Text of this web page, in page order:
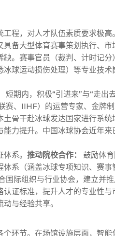
程，对人才队伍素质要求极
备大型体育赛事策划执行、市
。赛事官员（裁判、计时记分
球运动损伤处理）等专业技
短期内，积极“引进来”与“走出
赛、IIHF）的运营专家、金牌
骨干赴冰球发达国家进行系统
力提升。中国冰球协会近年
系。 推动院校合作：
鼓励体
系（涵盖冰球专项知识、赛
国际组织与行业协会，建立并
证标准，提升人才的专业性
与经验共享。
环节。在场馆设施层面，智能